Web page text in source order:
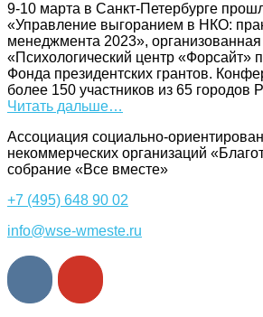
9-10 марта в Санкт-Петербурге
«Управление выгоранием в НКО:
менеджмента 2023»,
«Психологический центр «Форсайт»
Фонда президентских грантов.
более 150 участников из 65 городов
Читать дальше…
Ассоциация cоциально-
некоммерческих организаций
собрание «Все вместе»
+7 (495) 648 90 02
info@wse-wmeste.ru